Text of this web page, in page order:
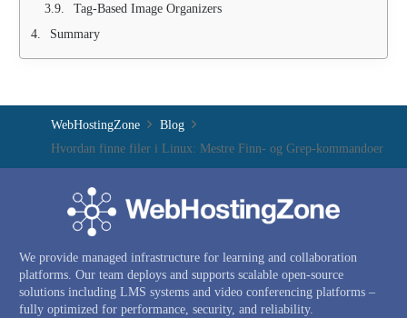
Tag-Based Image Organizers
Summary
WebHostingZone
Blog
Hvordan finne filer i Linux: Mestre Finn- og Grep-kommandoer
We provide managed infrastructure for learning and collaboration
platforms. Our team deploys and supports scalable open-source
solutions including LMS systems and video conferencing platforms –
fully optimized for performance, security, and reliability.